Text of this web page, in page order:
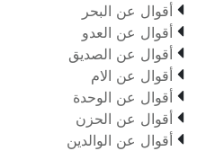
 أقوال عن البحر
 أقوال عن العدو
 أقوال عن الصديق
 أقوال عن الام
 أقوال عن الوحدة
 أقوال عن الحزن
 أقوال عن الوالدين